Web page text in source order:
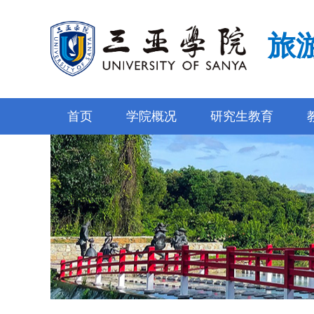
旅
首页 学院概况 研究生教育